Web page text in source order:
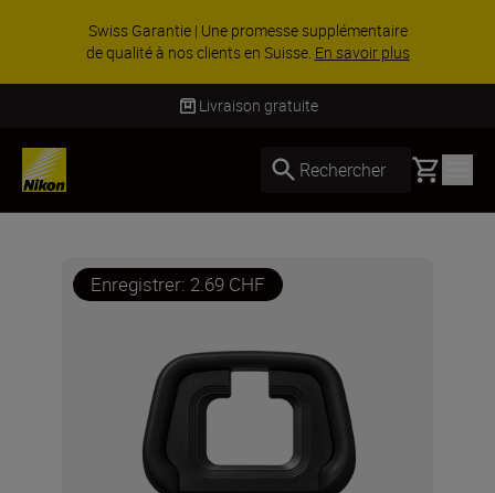
Swiss Garantie | Une promesse supplémentaire
de qualité à nos clients en Suisse. En savoir plus
Livraison gratuite
Rechercher Basket
Enregistrer: 2.69 CHF